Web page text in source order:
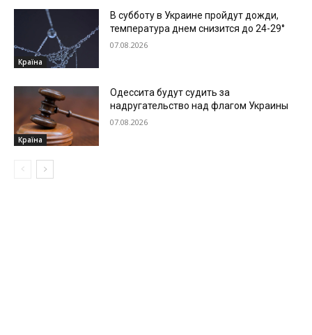
Країна
В субботу в Украине пройдут дожди,
температура днем снизится до 24-29°
07.08.2026
Країна
Одессита будут судить за
надругательство над флагом Украины
07.08.2026